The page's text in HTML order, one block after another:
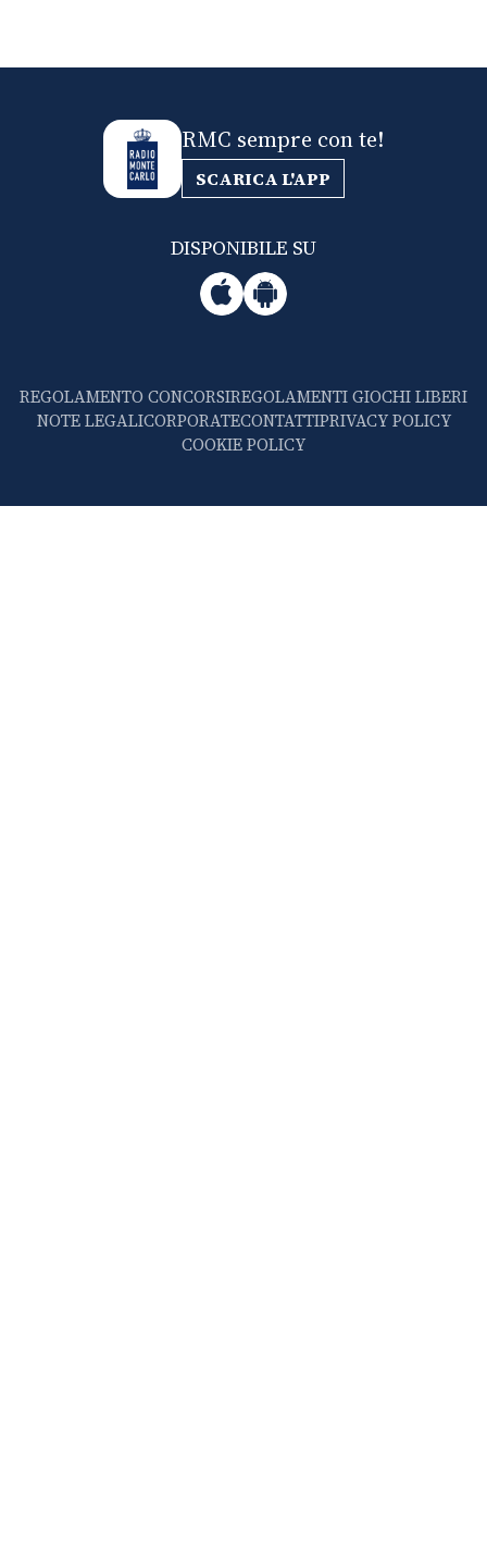
RMC sempre con te!
SCARICA L'APP
DISPONIBILE SU
REGOLAMENTO CONCORSIREGOLAMENTI GIOCHI LIBERI
NOTE LEGALICORPORATECONTATTIPRIVACY POLICY
COOKIE POLICY